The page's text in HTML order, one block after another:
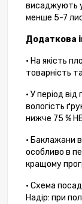
висаджують у
менше 5-7
Додаткова
• На якість
товарність
• У період
вологість
нижче 75 %
• Баклажани
особливо в
кращому
• Схема
Надір: при